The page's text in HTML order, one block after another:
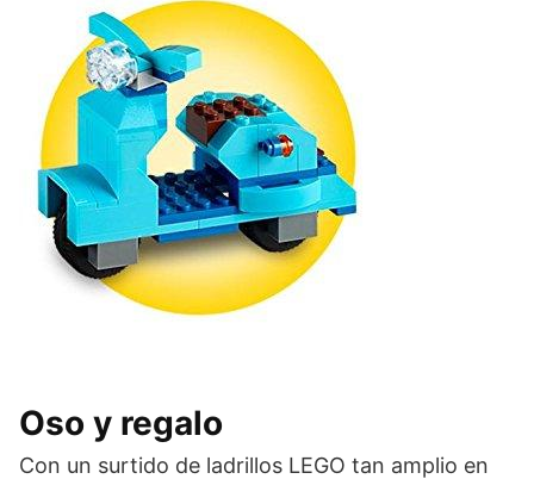
Oso y regalo
Con un surtido de ladrillos LEGO tan amplio en